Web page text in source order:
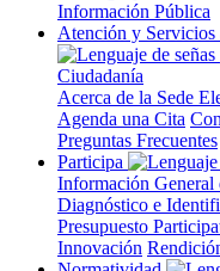
Atención y Servicios
Acerca de la Sede
Agenda una Cita
Preguntas Frecuentes
Participa
Información General
Diagnóstico e
Presupuesto
Innovación